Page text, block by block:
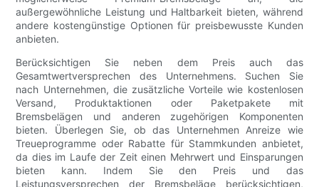
außergewöhnliche Leistung und Haltbarkeit bieten, während
andere kostengünstige Optionen für preisbewusste Kunden
anbieten.
Berücksichtigen Sie neben dem Preis auch das
Gesamtwertversprechen des Unternehmens. Suchen Sie
nach Unternehmen, die zusätzliche Vorteile wie kostenlosen
Versand, Produktaktionen oder Paketpakete mit
Bremsbelägen und anderen zugehörigen Komponenten
bieten. Überlegen Sie, ob das Unternehmen Anreize wie
Treueprogramme oder Rabatte für Stammkunden anbietet,
da dies im Laufe der Zeit einen Mehrwert und Einsparungen
bieten kann. Indem Sie den Preis und das
Leistungsversprechen der Bremsbeläge berücksichtigen,